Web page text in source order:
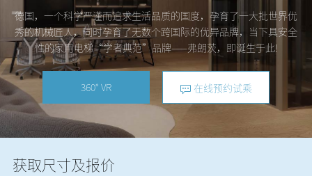
德国，一个科学严谨而追求生活品质的国度，孕育了一大批世界优
秀的机械匠人，同时孕育了无数个跨国际的优异品牌，当下具安全
性的家用电梯“学者典范”品牌——弗朗茨，即诞生于此!
360° VR 在线预约试乘
获取尺寸及报价